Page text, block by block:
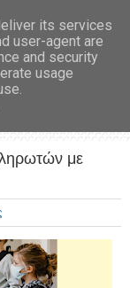
με
its services
user-agent are
and security
usage